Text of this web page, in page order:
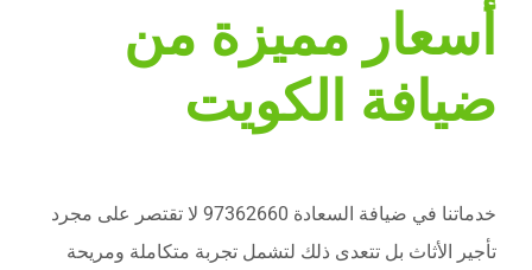
أسعار مميزة من
ضيافة الكويت
خدماتنا في ضيافة السعادة 97362660 لا تقتصر على مجرد
تأجير الأثاث بل تتعدى ذلك لتشمل تجربة متكاملة ومريحة